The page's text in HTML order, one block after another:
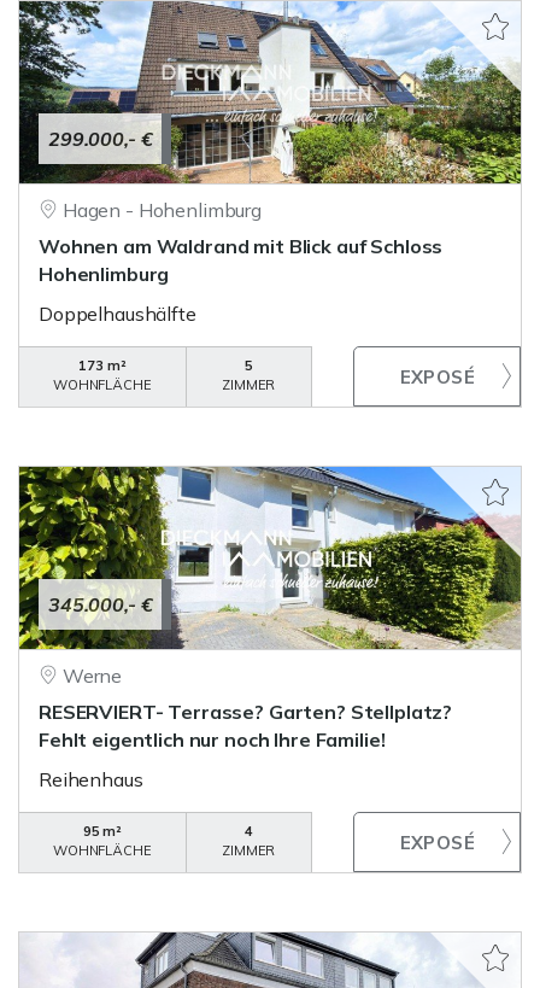
299.000,- €
Hagen - Hohenlimburg
Wohnen am Waldrand mit Blick auf Schloss
Hohenlimburg
Doppelhaushälfte
173 m²
WOHNFLÄCHE
5
ZIMMER
345.000,- €
Werne
RESERVIERT- Terrasse? Garten? Stellplatz?
Fehlt eigentlich nur noch Ihre Familie!
Reihenhaus
95 m²
WOHNFLÄCHE
4
ZIMMER